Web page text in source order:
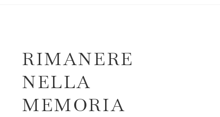
RIMANERE
NELLA
MEMORIA